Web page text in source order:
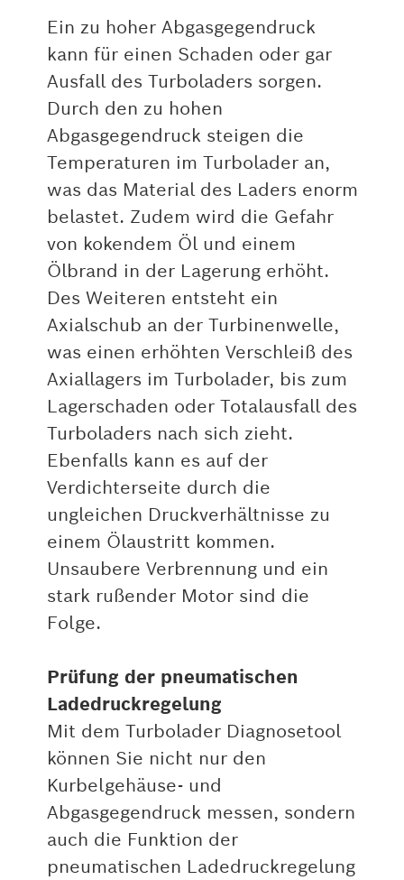
Ein zu hoher Abgasgegendruck
kann für einen Schaden oder gar
Ausfall des Turboladers sorgen.
Durch den zu hohen
Abgasgegendruck steigen die
Temperaturen im Turbolader an,
was das Material des Laders enorm
belastet. Zudem wird die Gefahr
von kokendem Öl und einem
Ölbrand in der Lagerung erhöht.
Des Weiteren entsteht ein
Axialschub an der Turbinenwelle,
was einen erhöhten Verschleiß des
Axiallagers im Turbolader, bis zum
Lagerschaden oder Totalausfall des
Turboladers nach sich zieht.
Ebenfalls kann es auf der
Verdichterseite durch die
ungleichen Druckverhältnisse zu
einem Ölaustritt kommen.
Unsaubere Verbrennung und ein
stark rußender Motor sind die
Folge.
Prüfung der pneumatischen
Ladedruckregelung
Mit dem Turbolader Diagnosetool
können Sie nicht nur den
Kurbelgehäuse- und
Abgasgegendruck messen, sondern
auch die Funktion der
pneumatischen Ladedruckregelung